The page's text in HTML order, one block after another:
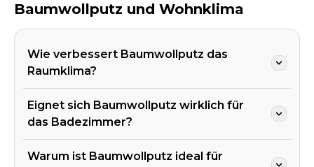
Baumwollputz und Wohnklima
Wie verbessert Baumwollputz das
Raumklima?
Eignet sich Baumwollputz wirklich für
das Badezimmer?
Warum ist Baumwollputz ideal für